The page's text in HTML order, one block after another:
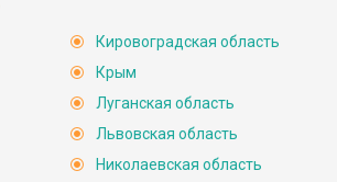
Донецкая
область
область
область
Луганская
Полтавская
Сумская
область
Кировоградская область
Крым
Луганская область
Львовская область
Николаевская область